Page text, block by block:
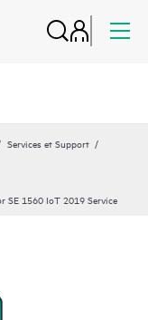
Services et Support
SE 1560 IoT 2019 Service